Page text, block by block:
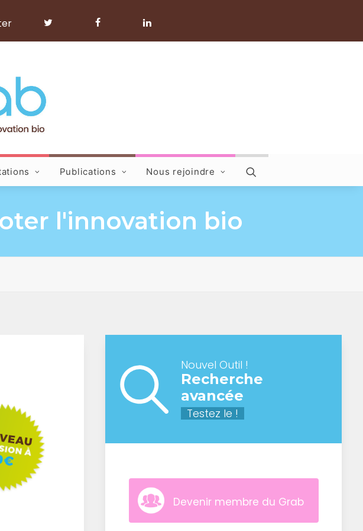
Publications Nous rejoindre
l'innovation bio
Nouvel Outil !
Recherche
avancée
Testez le !
Devenir membre du Grab